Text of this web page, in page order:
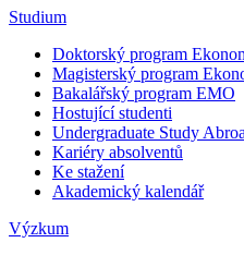
Studium
Doktorský program
Magisterský program
Bakalářský program EMO
Hostující studenti
Undergraduate Study
Kariéry absolventů
Ke stažení
Akademický kalendář
Výzkum